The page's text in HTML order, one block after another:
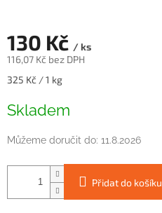
130 Kč / ks
116,07 Kč bez DPH
Měrná
325 Kč / 1 kg
Skladem
Můžeme doručit do: 11.8.2026
Přidat do košíku